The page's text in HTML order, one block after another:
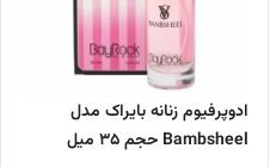
ادوپرفیوم زنانه بایراک مدل
Bambsheel حجم 35 میل